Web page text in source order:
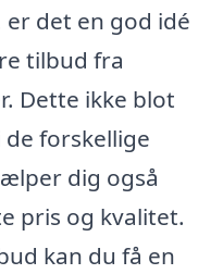
det en god idé
tilbud fra
Dette ikke blot
forskellige
dig også
pris og kvalitet.
kan du få en